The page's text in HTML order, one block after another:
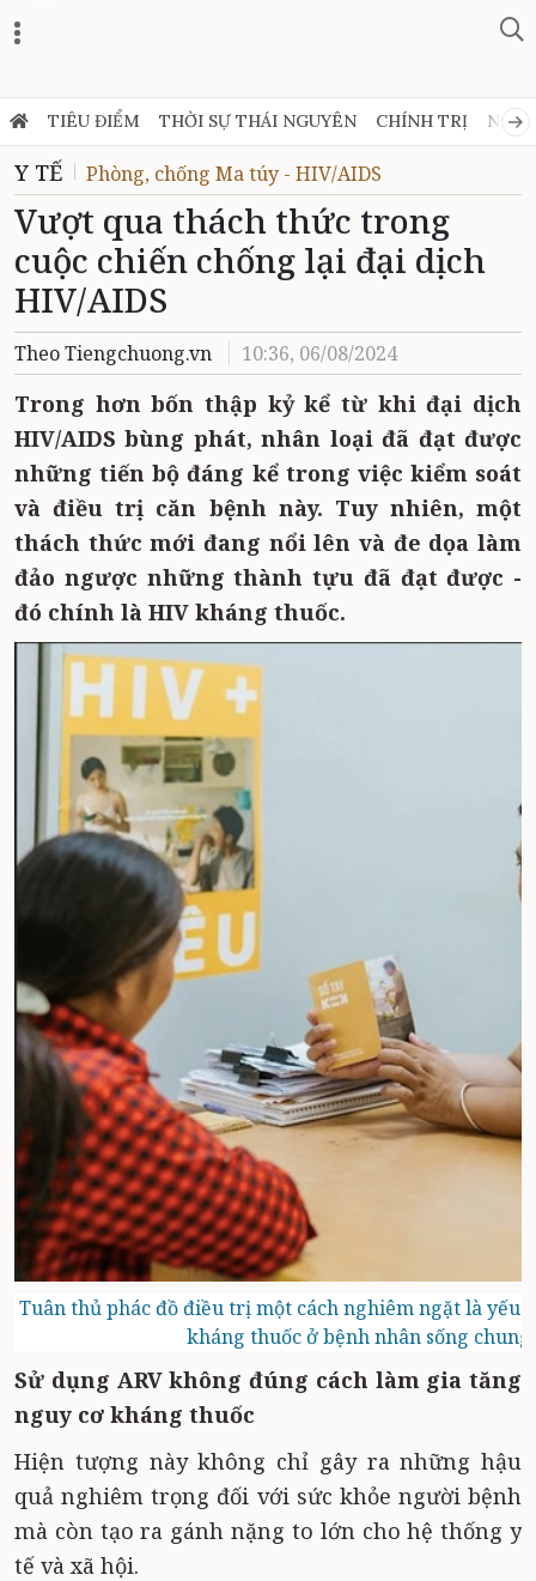
TIÊU ĐIỂM THỜI SỰ THÁI NGUYÊN CHÍNH TRỊ NGHỊ
Y TẾ Phòng, chống Ma túy - HIV/AIDS
Vượt qua thách thức trong
cuộc chiến chống lại đại dịch
HIV/AIDS
Theo Tiengchuong.vn 10:36, 06/08/2024
Trong hơn bốn thập kỷ kể từ khi đại dịch
HIV/AIDS bùng phát, nhân loại đã đạt được
những tiến bộ đáng kể trong việc kiểm soát
và điều trị căn bệnh này. Tuy nhiên, một
thách thức mới đang nổi lên và đe dọa làm
đảo ngược những thành tựu đã đạt được -
đó chính là HIV kháng thuốc.
Tuân thủ phác đồ điều trị một cách nghiêm ngặt là
kháng thuốc ở bệnh nhân sống
Sử dụng ARV không đúng cách làm gia tăng
nguy cơ kháng thuốc
Hiện tượng này không chỉ gây ra những hậu
quả nghiêm trọng đối với sức khỏe người bệnh
mà còn tạo ra gánh nặng to lớn cho hệ thống y
tế và xã hội.